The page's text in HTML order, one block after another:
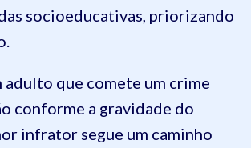
socioeducativas, priorizando
adulto que comete um crime
conforme a gravidade do
infrator segue um caminho